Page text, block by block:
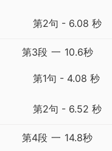
第2句 - 6.08 秒
第3段 一 10.6秒
第1句 - 4.08 秒
第2句 - 6.52 秒
第4段 一 14.8秒